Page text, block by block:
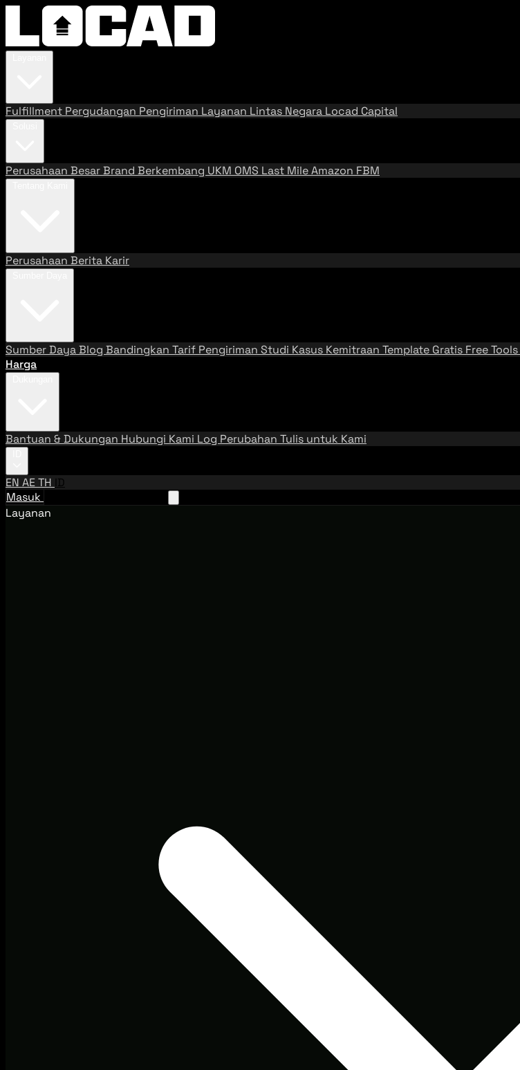
Fulfillment Pergudangan Pengiriman Layanan Lintas Negara Locad Capital
Perusahaan BesarBrand Berkembang UKM OMS Last MileAmazon FBM
Perusahaan Berita Karir
Sumber DayaBlog Bandingkan Tarif Pengiriman Studi Kasus Kemitraan Template Gratis Free Tools
Harga
Bantuan & Dukungan Hubungi Kami Log Perubahan Tulis untuk Kami
EN AETH ID
Masuk
Layanan